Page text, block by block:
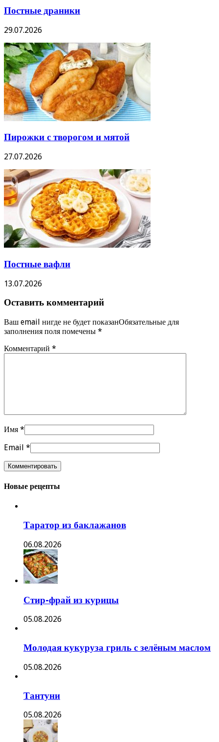
Постные драники
29.07.2026
Пирожки с творогом и мятой
27.07.2026
Постные вафли
13.07.2026
Оставить комментарий
Ваш email нигде не будет показанОбязательные для
заполнения поля помечены *
Комментарий *
Имя *
Email *
Новые рецепты
Таратор из баклажанов
06.08.2026
Стир-фрай из курицы
05.08.2026
Молодая кукуруза гриль с зелёным маслом
05.08.2026
Тантуни
05.08.2026